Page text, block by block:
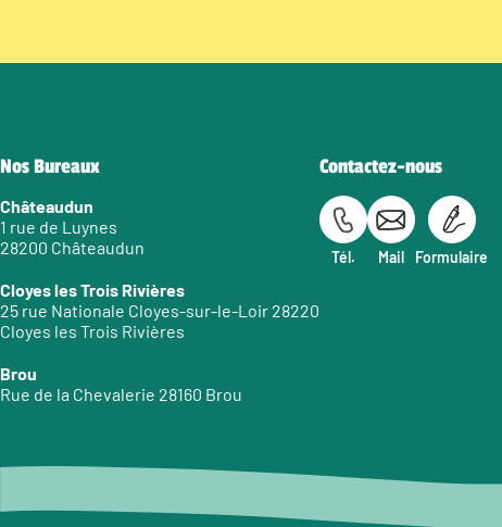
Nos Bureaux
Châteaudun
1 rue de Luynes
28200 Châteaudun
Cloyes les Trois Rivières
25 rue Nationale Cloyes-sur-le-Loir 28220
Cloyes les Trois Rivières
Brou
Rue de la Chevalerie 28160 Brou
Contactez-nous
Tél. Mail Formulaire